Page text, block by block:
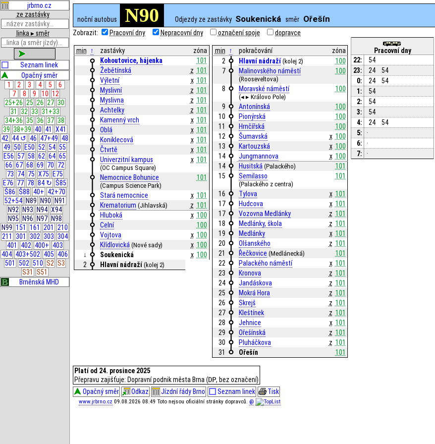
jrbrno.cz
ze zastávky
linka ▸ směr
Seznam linek
Opačný směr
1
2 3 4 5
6
7
8 9 10 12
25+26 25 26 27 30
31
32 33 31+33
34+36 35 36 37 38
39 38+39 40 41
X41
42 44 ↺ 46 47+49 48
49 50 E50 52 54 55
E56 57 58 62 64 65
66 67 68 69 70 72
73 74 75 X75
E75
E76 77 78 84 ↻ Š85
Š86 Š88 40+ 42+70
52+54 N89 N90
N91
N92
N93 N94 X94
N95
N96 N97 N98
N99 151 161 201
210
211
301 302 303 304
401
402 400+ 403
404 403+502 405 406
501
502 510 S2 S3
S31
S51
Brněnská MHD
noční autobus N90 Odjezdy ze zastávky Soukenická směr Ořešín
Zobrazit: Pracovní dny Nepracovní dny označení spoje dopravce
min ↑ zastávky
zóna
Kohoutovice, hájenka
101
Žebětínská
z 101
Výletní
x 101
Myslivní
z 101
Myslivna
z 101
Achtelky
z 101
Kamenný vrch
x 101
Oblá
x 101
Koniklecová
x 101
Čtvrtě
x 101
Univerzitní kampus
(OC Campus Square)
x 101
Nemocnice Bohunice
(Campus Science Park)
101
Stará nemocnice x 101
Krematorium (Jihlavská) z 101
Hluboká
x 100
Celní
100
Vojtova
x 100
Křídlovická (Nové sady) x 100
↓
Soukenická x 100
2
Hlavní nádraží (kolej 2)
min ↑ pokračování
zóna
2
Hlavní nádraží (kolej 2)
100
7
Malinovského náměstí
(Rooseveltova)
100
8 Moravské náměstí
(◂ ▸ Královo Pole)
100
9 Antonínská
100
10
Pionýrská
100
11
Hrnčířská
100
12
Šumavská x 100
13
Kartouzská x 100
14
Jungmannova x 100
14
Husitská (Palackého)
101
15
Semilasso
(Palackého z centra)
101
16 Tylova x 101
17
Hudcova x 101
17
Vozovna Medlánky z 101
18
Medlánky, škola z 101
19
Medlánky x 101
20
Olšanského z 101
21
Řečkovice (Medlánecká)
101
22
Palackého náměstí x 101
23
Kronova z 101
24
Jandáskova z 101
25
Mokrá Hora z 101
26
Skrejš z 101
27
Kleštínek z 101
28
Jehnice x 101
29
Ořešínská z 101
30
Pluháčkova z 101
31
Ořešín 101
Pracovní dny
22:
54
23:
24
54
0:
24
54
1:
54
2:
54
3:
54
4:
24
54
5:
·
6:
·
7:
·
Platí od 24. prosince 2025
Přepravu zajišťuje: Dopravní podnik města Brna (DP, bez označení)
Opačný směr
Odkaz Jízdní řády Brno Seznam linek Tisk
www.jrbrno.cz 09.08.2026 08.49 Toto nejsou oficiální stránky dopravců. @